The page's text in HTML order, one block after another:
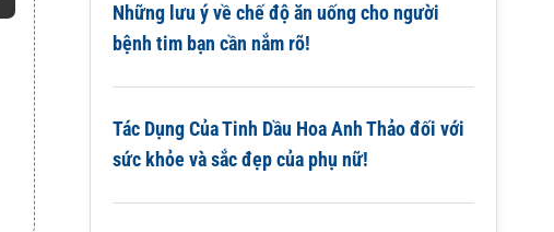
Những lưu ý về chế độ ăn uống cho người
bệnh tim bạn cần nắm rõ!
Tác Dụng Của Tinh Dầu Hoa Anh Thảo đối với
sức khỏe và sắc đẹp của phụ nữ!